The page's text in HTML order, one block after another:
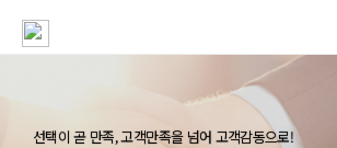
선택이 곧 만족, 고객만족을 넘어 고객감동으로!